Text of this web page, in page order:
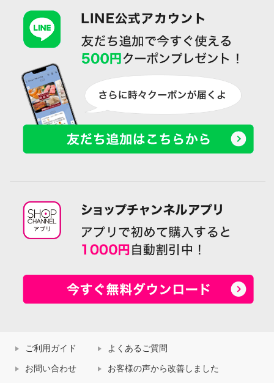
ご利用ガイド よくあるご質問
お問い合わせ お客様の声から改善しました